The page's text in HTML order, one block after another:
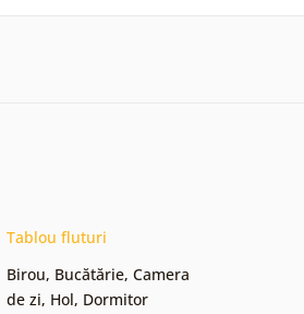
Tablou fluturi
Birou, Bucătărie, Camera
de zi, Hol, Dormitor